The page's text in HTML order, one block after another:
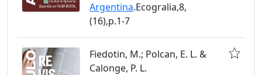
Argentina.Ecogralia,8,
(16),p.1-7
Fiedotin, M.; Polcan, E. L. &
Calonge, P. L.